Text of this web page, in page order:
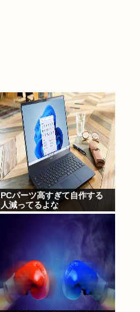
PCパーツ高すぎて自作する
人減ってるよな